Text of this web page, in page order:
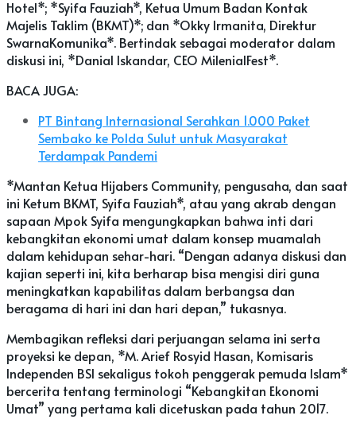
Hotel*; *Syifa Fauziah*, Ketua Umum Badan Kontak
Majelis Taklim (BKMT)*; dan *Okky Irmanita, Direktur
SwarnaKomunika*. Bertindak sebagai moderator dalam
diskusi ini, *Danial Iskandar, CEO MilenialFest*.
BACA JUGA:
PT Bintang Internasional Serahkan 1.000 Paket
Sembako ke Polda Sulut untuk Masyarakat
Terdampak Pandemi
*Mantan Ketua Hijabers Community, pengusaha, dan saat
ini Ketum BKMT, Syifa Fauziah*, atau yang akrab dengan
sapaan Mpok Syifa mengungkapkan bahwa inti dari
kebangkitan ekonomi umat dalam konsep muamalah
dalam kehidupan sehar-hari. “Dengan adanya diskusi dan
kajian seperti ini, kita berharap bisa mengisi diri guna
meningkatkan kapabilitas dalam berbangsa dan
beragama di hari ini dan hari depan,” tukasnya.
Membagikan refleksi dari perjuangan selama ini serta
proyeksi ke depan, *M. Arief Rosyid Hasan, Komisaris
Independen BSI sekaligus tokoh penggerak pemuda Islam*
bercerita tentang terminologi “Kebangkitan Ekonomi
Umat” yang pertama kali dicetuskan pada tahun 2017.